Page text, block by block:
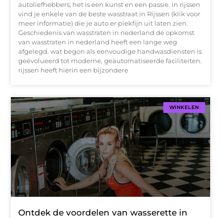
autoliefhebbers; het is een kunst en een passie. in rijssen
vind je enkele van de beste wasstraat in Rijssen (klik voor
meer informatie) die je auto er piekfijn uit laten zien.
Geschiedenis van wasstraten in nederland de opkomst
van wasstraten in nederland heeft een lange weg
afgelegd. wat begon als eenvoudige handwasdiensten is
geëvolueerd tot moderne, geautomatiseerde faciliteiten.
rijssen heeft hierin een bijzondere
WINKELEN
Ontdek de voordelen van wasserette in